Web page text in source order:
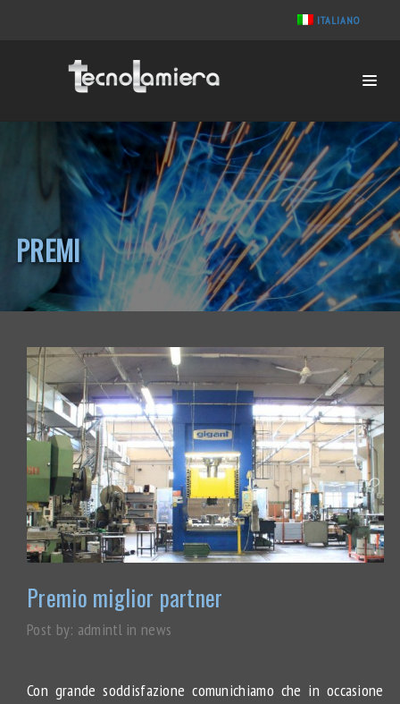
ITALIANO
PREMI
Premio miglior partner
Post by: admintlin news
Con grande soddisfazione comunichiamo che in occasione